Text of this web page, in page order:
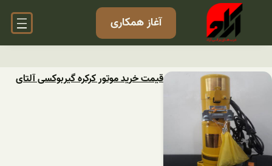
آغاز همکاری
قیمت خرید موتور کرکره گیربوکسی آلتای